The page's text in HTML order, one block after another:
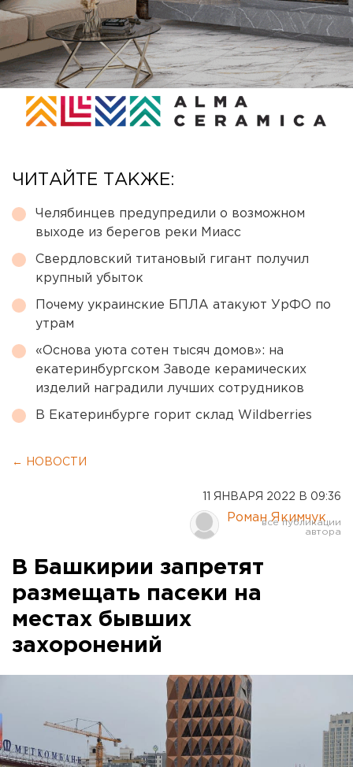
ЧИТАЙТЕ ТАКЖЕ:
Челябинцев предупредили о возможном
выходе из берегов реки Миасс
Свердловский титановый гигант получил
крупный убыток
Почему украинские БПЛА атакуют УрФО по
утрам
«Основа уюта сотен тысяч домов»: на
екатеринбургском Заводе керамических
изделий наградили лучших сотрудников
В Екатеринбурге горит склад Wildberries
← НОВОСТИ
11 ЯНВАРЯ 2022 В 09:36
Роман Якимчук
В Башкирии запретят
размещать пасеки на
местах бывших
захоронений